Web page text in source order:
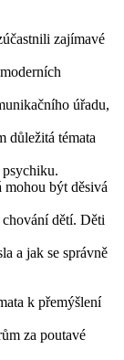
zajímavé
úřadu,
důležitá témata
mohou být děsivá
dětí. Děti
a jak se správně
k přemýšlení
za poutavé